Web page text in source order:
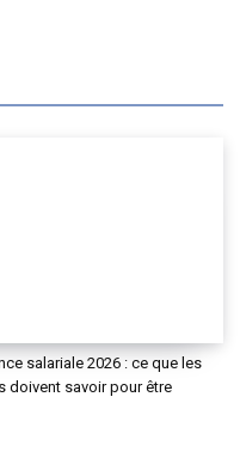
salariale 2026 : ce que les
doivent savoir pour être